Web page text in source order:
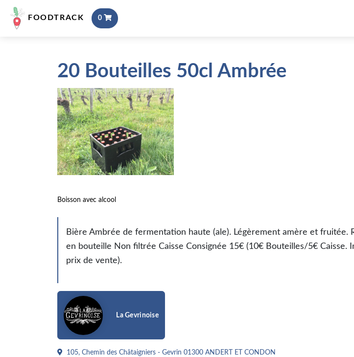
FOODTRACK 0
20 Bouteilles 50cl Ambrée
Boisson avec alcool
Bière Ambrée de fermentation haute (ale). Légèrement amère et fruitée.
en bouteille Non filtrée Caisse Consignée 15€ (10€ Bouteilles/5€ Caisse.
prix de vente).
La Gevrinoise
105, Chemin des Châtaigniers - Gevrin 01300 ANDERT ET CONDON